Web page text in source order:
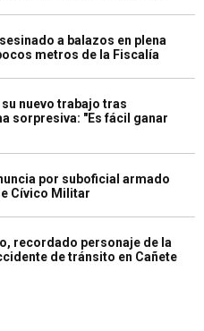
a balazos en plena
metros de la Fiscalía
nuevo trabajo tras
sorpresiva: "Es fácil ganar
por suboficial armado
Cívico Militar
recordado personaje de la
de tránsito en Cañete